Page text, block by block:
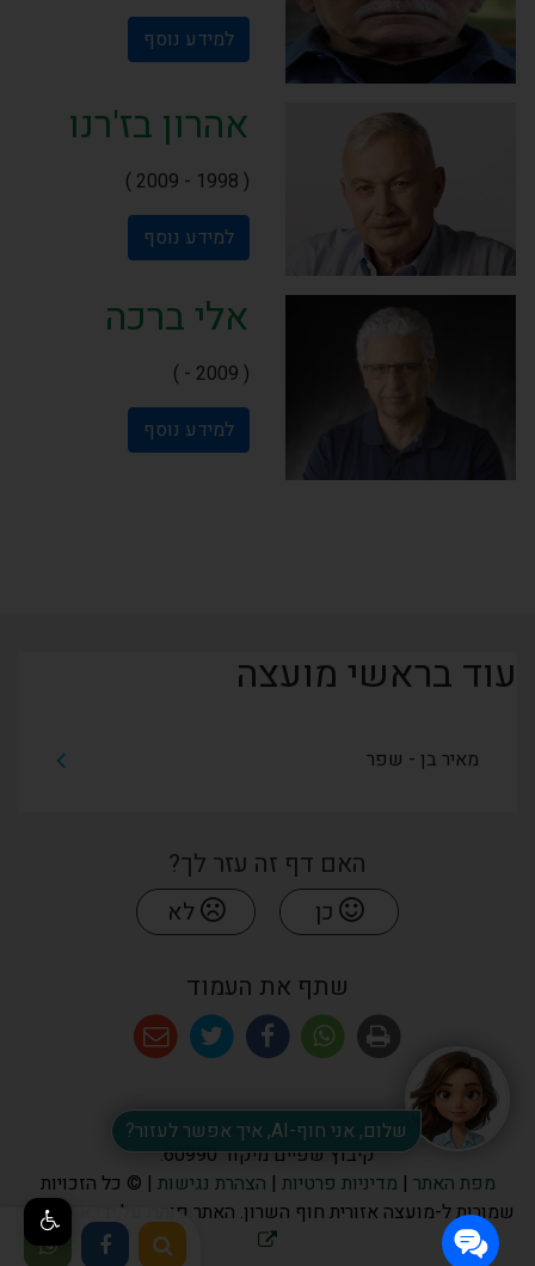
שלום, אני חוף-AI, איך אפשר לעזור?
למידע נוסף
אהרון בז'רנו
( 1998 - 2009 )
למידע נוסף
אלי ברכה
( 2009 - )
למידע נוסף
עוד בראשי מועצה
מאיר בן - שפר
האם דף זה עזר לך?
כן לא
שתף את העמוד
קיבוץ שפיים מיקוד 60990.
מפת האתר | מדיניות פרטיות | הצהרת נגישות | © כל הזכויות
שמורות ל-מועצה אזורית חוף השרון. האתר פותח על ידי
א.ש בינה